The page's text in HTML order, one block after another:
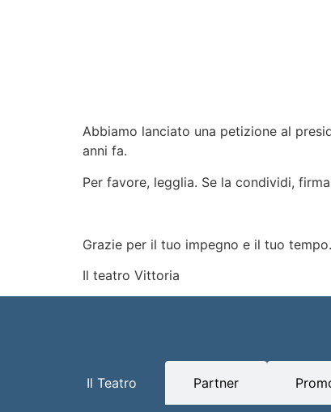
Abbiamo lanciato una petizione al
anni fa.
Per favore, legglia. Se la condividi,
Grazie per il tuo impegno e il tuo tempo.
Il teatro Vittoria
Il Teatro Partner